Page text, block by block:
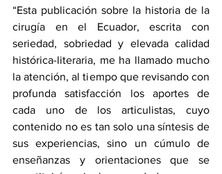
“Esta publicación sobre la historia de la
cirugía en el Ecuador, escrita con
seriedad, sobriedad y elevada calidad
histórica-literaria, me ha llamado mucho
la atención, al tiempo que revisando con
profunda satisfacción los aportes de
cada uno de los articulistas, cuyo
contenido no es tan solo una síntesis de
sus experiencias, sino un cúmulo de
enseñanzas y orientaciones que se